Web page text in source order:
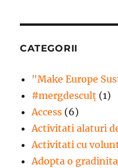
CATEGORII
"Make Europe
#mergdesculţ (1)
Access (6)
Activitati alaturi
Activitati cu
Adopta o gradinita